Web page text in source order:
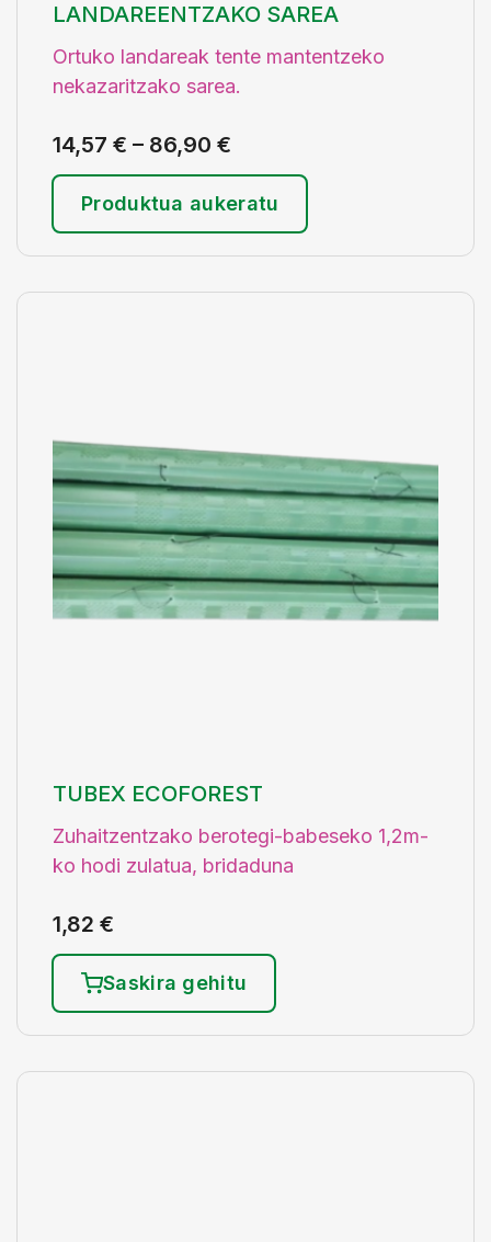
LANDAREENTZAKO SAREA
Ortuko landareak tente mantentzeko
nekazaritzako sarea.
14,57 € – 86,90 €
Produktua aukeratu
TUBEX ECOFOREST
Zuhaitzentzako berotegi-babeseko 1,2m-
ko hodi zulatua, bridaduna
1,82 €
Saskira gehitu